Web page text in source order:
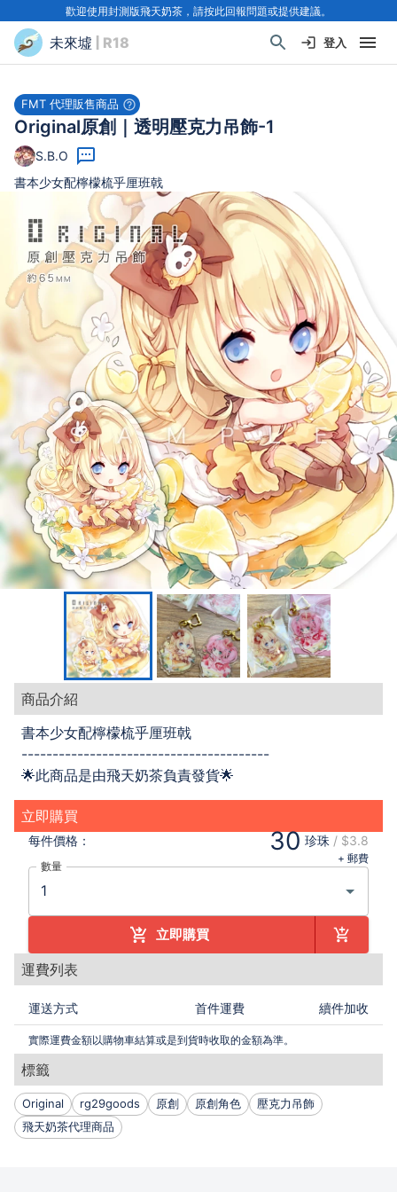
歡迎使用封測版飛天奶茶，請按此回報問題或提供建議。
未來墟 | R18 登入
FMT 代理販售商品
Original原創｜透明壓克力吊飾-1
S.B.O
書本少女配檸檬梳乎厘班戟
商品介紹
書本少女配檸檬梳乎厘班戟
----------------------------------------
🌟此商品是由飛天奶茶負責發貨🌟
立即購買
每件價格： 30 珍珠 / $3.8
+ 郵費
數量
立即購買
運費列表
運送方式 首件運費 續件加收
實際運費金額以購物車結算或是到貨時收取的金額為準。
標籤
Original rg29goods 原創 原創角色
壓克力吊飾
飛天奶茶代理商品